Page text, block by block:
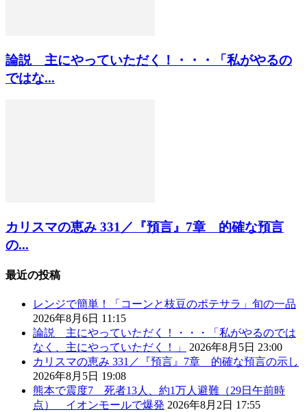
論説 主にやっていただく！・・・「私がやるの
ではな...
カリスマの恵み 331／『預言』7章 的確な預言
の...
最近の投稿
レンジで簡単！「コーンと枝豆のポテサラ」旬の一品
2026年8月6日 11:15
論説 主にやっていただく！・・・「私がやるのでは
なく、主にやっていただく！」
2026年8月5日 23:00
カリスマの恵み 331／『預言』7章 的確な預言の示し
2026年8月5日 19:08
熊本で震度7 死者13人、約1万人避難（29日午前時
点） イオンモールで爆発 2026年8月2日 17:55